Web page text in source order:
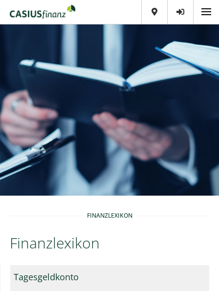
FINANZLEXIKON
Finanzlexikon
Tagesgeldkonto